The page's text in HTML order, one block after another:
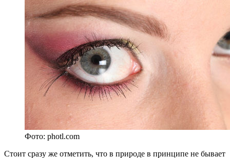
Фото: photl.com
Стоит сразу же отметить, что в природе в принципе не бывает